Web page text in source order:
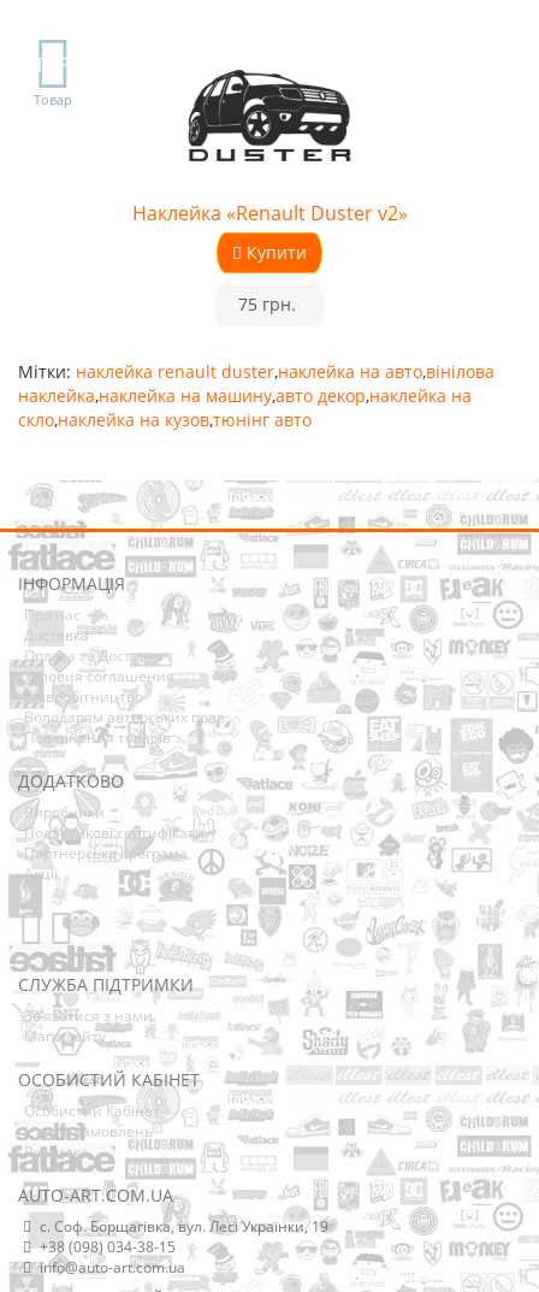
TOP
Товар
Наклейка «Renault Duster v2»
Купити
75 грн.
Мітки: наклейка renault duster,наклейка на авто,вінілова
наклейка,наклейка на машину,авто декор,наклейка на
скло,наклейка на кузов,тюнінг авто
ІНФОРМАЦІЯ
Про нас
Доставка
Оплата та Доставка
Условия соглашения
Співробітництво
Володарям авторських прав
Повернення товарів
ДОДАТКОВО
Виробники
Подарункові сертифікати
Партнерська програма
Акції
СЛУЖБА ПІДТРИМКИ
Зв’язатися з нами
Мапа сайту
ОСОБИСТИЙ КАБІНЕТ
Особистий Кабінет
Історія замовлень
Розсилка
AUTO-ART.COM.UA
с. Соф. Борщагівка, вул. Лесі Українки, 19
+38 (098) 034-38-15
info@auto-art.com.ua